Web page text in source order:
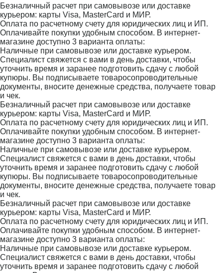
Безналичный расчет при самовывозе или доставке
курьером: карты Visa, MasterCard и МИР.
Оплата по расчетному счету для юридических лиц и ИП.
Оплачивайте покупки удобным способом. В интернет-
магазине доступно 3 варианта оплаты:
Наличные при самовывозе или доставке курьером.
Специалист свяжется с вами в день доставки, чтобы
уточнить время и заранее подготовить сдачу с любой
купюры. Вы подписываете товаросопроводительные
документы, вносите денежные средства, получаете товар
и чек.
Безналичный расчет при самовывозе или доставке
курьером: карты Visa, MasterCard и МИР.
Оплата по расчетному счету для юридических лиц и ИП.
Оплачивайте покупки удобным способом. В интернет-
магазине доступно 3 варианта оплаты:
Наличные при самовывозе или доставке курьером.
Специалист свяжется с вами в день доставки, чтобы
уточнить время и заранее подготовить сдачу с любой
купюры. Вы подписываете товаросопроводительные
документы, вносите денежные средства, получаете товар
и чек.
Безналичный расчет при самовывозе или доставке
курьером: карты Visa, MasterCard и МИР.
Оплата по расчетному счету для юридических лиц и ИП.
Оплачивайте покупки удобным способом. В интернет-
магазине доступно 3 варианта оплаты:
Наличные при самовывозе или доставке курьером.
Специалист свяжется с вами в день доставки, чтобы
уточнить время и заранее подготовить сдачу с любой